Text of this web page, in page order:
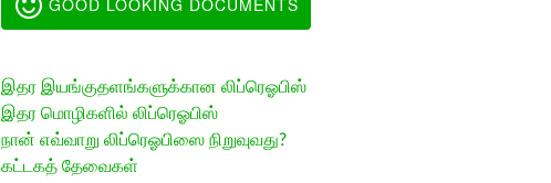
இதர இயங்குதளங்களுக்கான லிப்ரெஓபிஸ்
இதர மொழிகளில் லிப்ரெஓபிஸ்
நான் எவ்வாறு லிப்ரெஓபிஸை நிறுவுவது?
கட்டகத் தேவைகள்